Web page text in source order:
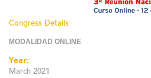
Contact
Congress Details
MODALIDAD ONLINE
Year:
March 2021